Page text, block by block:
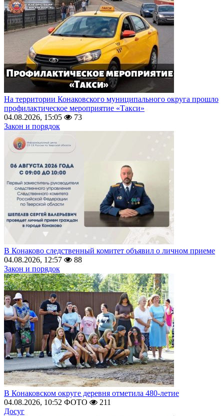
На территории Конаковского муниципального округа прошло
профилактическое мероприятие «Такси»
04.08.2026, 15:05
73
Закон и порядок
В Конаково следственный комитет объявил о личном приеме
04.08.2026, 12:57
88
Закон и порядок
В Конаковском округе деревня отметила 480-летие
04.08.2026, 10:52 ФОТО
211
Досуг